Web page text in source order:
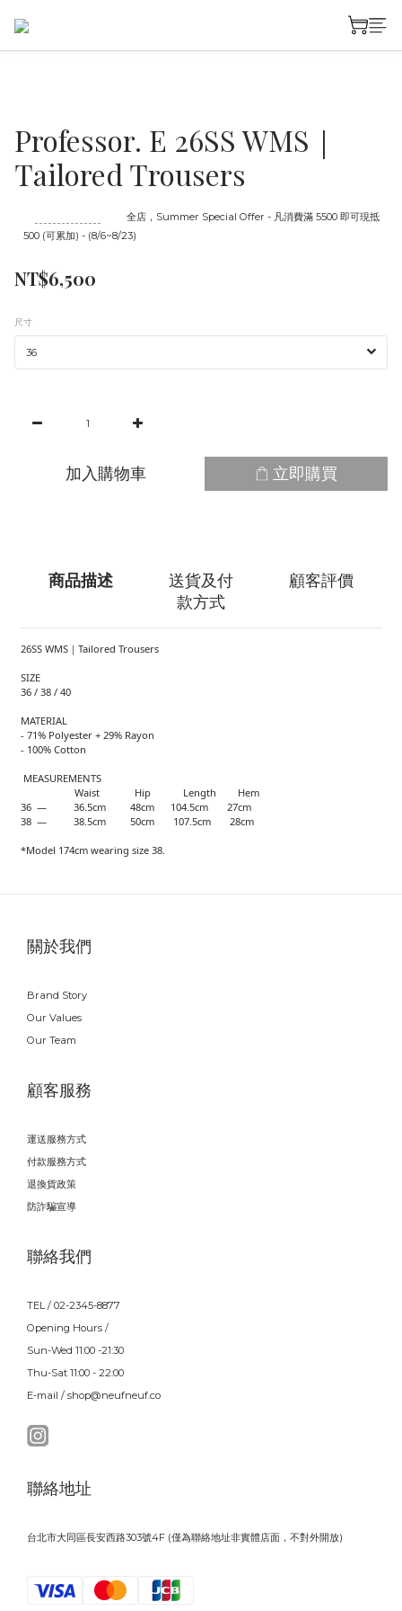
Professor. E 26SS WMS｜
Tailored Trousers
全店，Summer Special Offer - 凡消費滿 5500 即可現抵
500 (可累加) - (8/6~8/23)
NT$6,500
尺寸
加入購物車 立即購買
商品描述
送貨及付
款方式
顧客評價
26SS WMS｜Tailored Trousers
SIZE
36 / 38 / 40
MATERIAL
- 71% Polyester + 29% Rayon
- 100% Cotton
MEASUREMENTS
Waist Hip Length Hem
36 — 36.5cm 48cm 104.5cm 27cm
38 — 38.5cm 50cm 107.5cm 28cm
*Model 174cm wearing size 38.
關於我們
Brand Story
Our Values
Our Team
顧客服務
運送服務方式
付款服務方式
退換貨政策
防詐騙宣導
聯絡我們
TEL / 02-2345-8877
Opening Hours /
Sun-Wed 11:00 -21:30
Thu-Sat 11:00 - 22:00
E-mail / shop@neufneuf.co
聯絡地址
台北市大同區長安西路303號4F (僅為聯絡地址非實體店面，不對外開放)